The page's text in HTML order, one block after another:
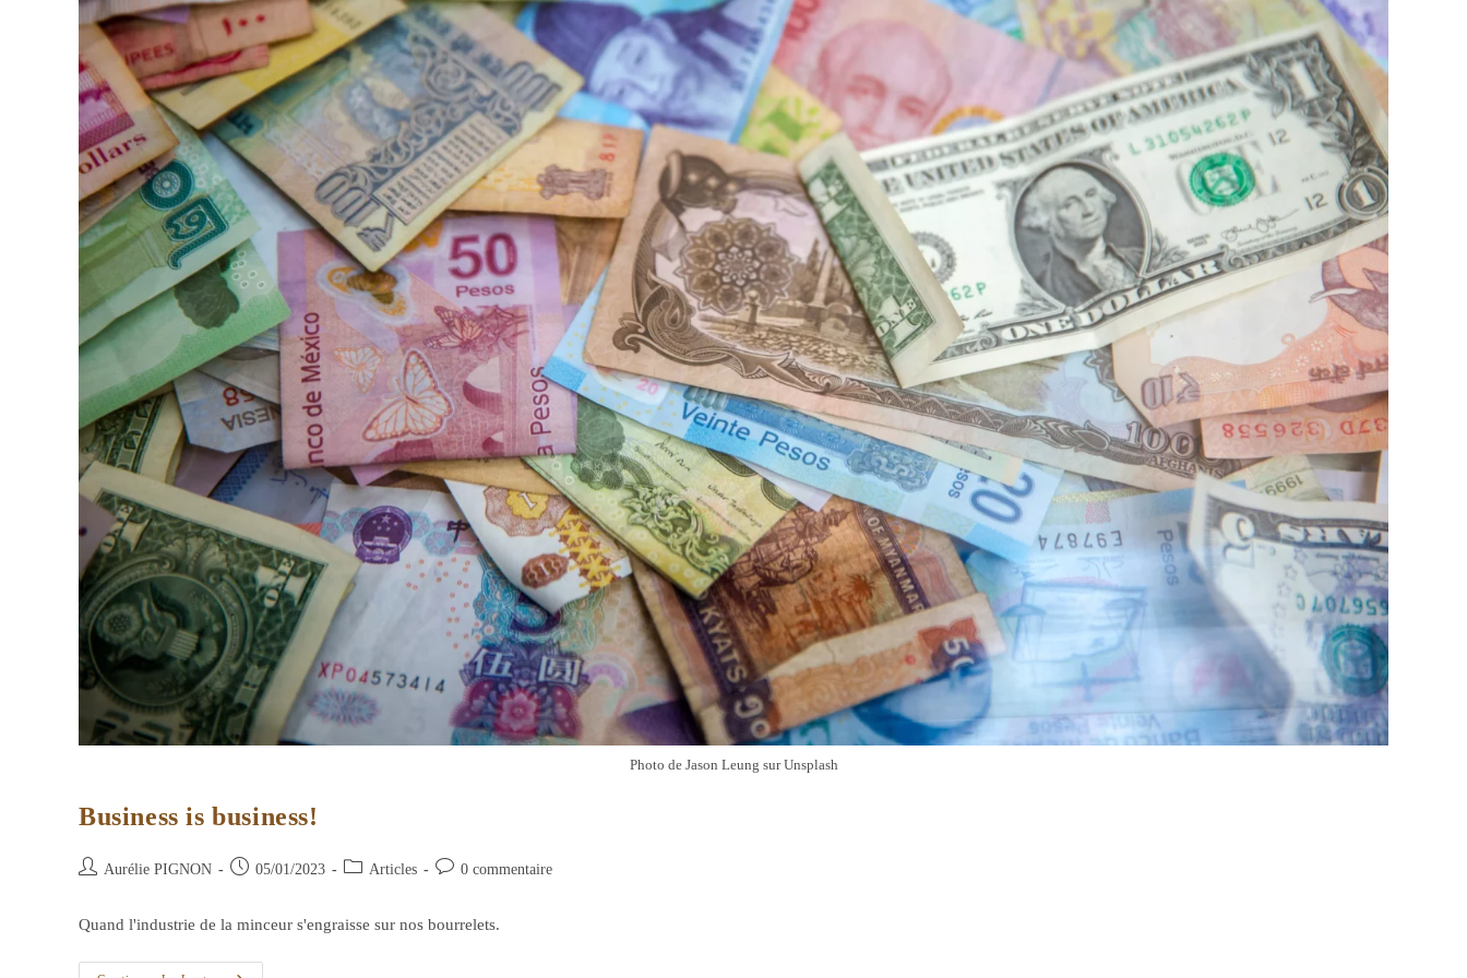
Photo de Jason Leung sur Unsplash
Business is business!
Auteur/autrice
publication :
Aurélie PIGNON
Publication
05/01/2023
Post Articles
Commentaires
0 commentaire
Quand l'industrie de la minceur s'engraisse sur nos bourrelets.